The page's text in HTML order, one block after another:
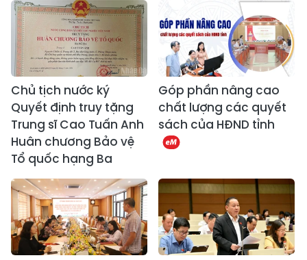
Chủ tịch nước ký
Quyết định truy tặng
Trung sĩ Cao Tuấn Anh
Huân chương Bảo vệ
Tổ quốc hạng Ba
Góp phần nâng cao
chất lượng các quyết
sách của HĐND tỉnh